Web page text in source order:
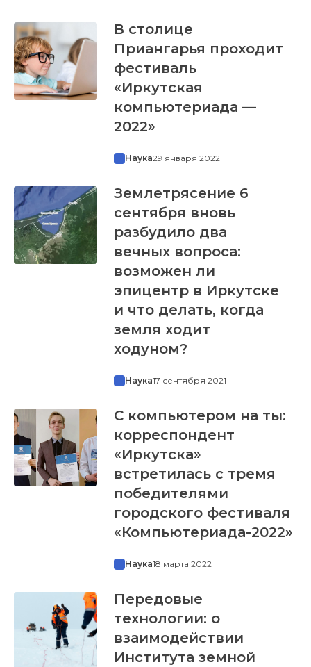
В столице
Приангарья проходит
фестиваль
«Иркутская
компьютериада —
2022»
Наука29 января 2022
Землетрясение 6
сентября вновь
разбудило два
вечных вопроса:
возможен ли
эпицентр в Иркутске
и что делать, когда
земля ходит
ходуном?
Наука17 сентября 2021
С компьютером на ты:
корреспондент
«Иркутска»
встретилась с тремя
победителями
городского фестиваля
«Компьютериада-2022»
Наука18 марта 2022
Передовые
технологии: о
взаимодействии
Института земной